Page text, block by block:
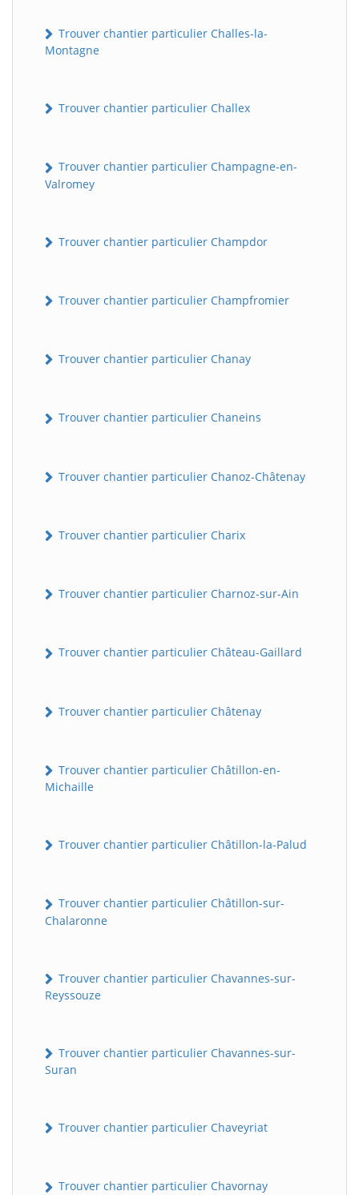
Trouver chantier particulier Challes-la-
Montagne
Trouver chantier particulier Challex
Trouver chantier particulier Champagne-en-
Valromey
Trouver chantier particulier Champdor
Trouver chantier particulier Champfromier
Trouver chantier particulier Chanay
Trouver chantier particulier Chaneins
Trouver chantier particulier Chanoz-Châtenay
Trouver chantier particulier Charix
Trouver chantier particulier Charnoz-sur-Ain
Trouver chantier particulier Château-Gaillard
Trouver chantier particulier Châtenay
Trouver chantier particulier Châtillon-en-
Michaille
Trouver chantier particulier Châtillon-la-Palud
Trouver chantier particulier Châtillon-sur-
Chalaronne
Trouver chantier particulier Chavannes-sur-
Reyssouze
Trouver chantier particulier Chavannes-sur-
Suran
Trouver chantier particulier Chaveyriat
Trouver chantier particulier Chavornay